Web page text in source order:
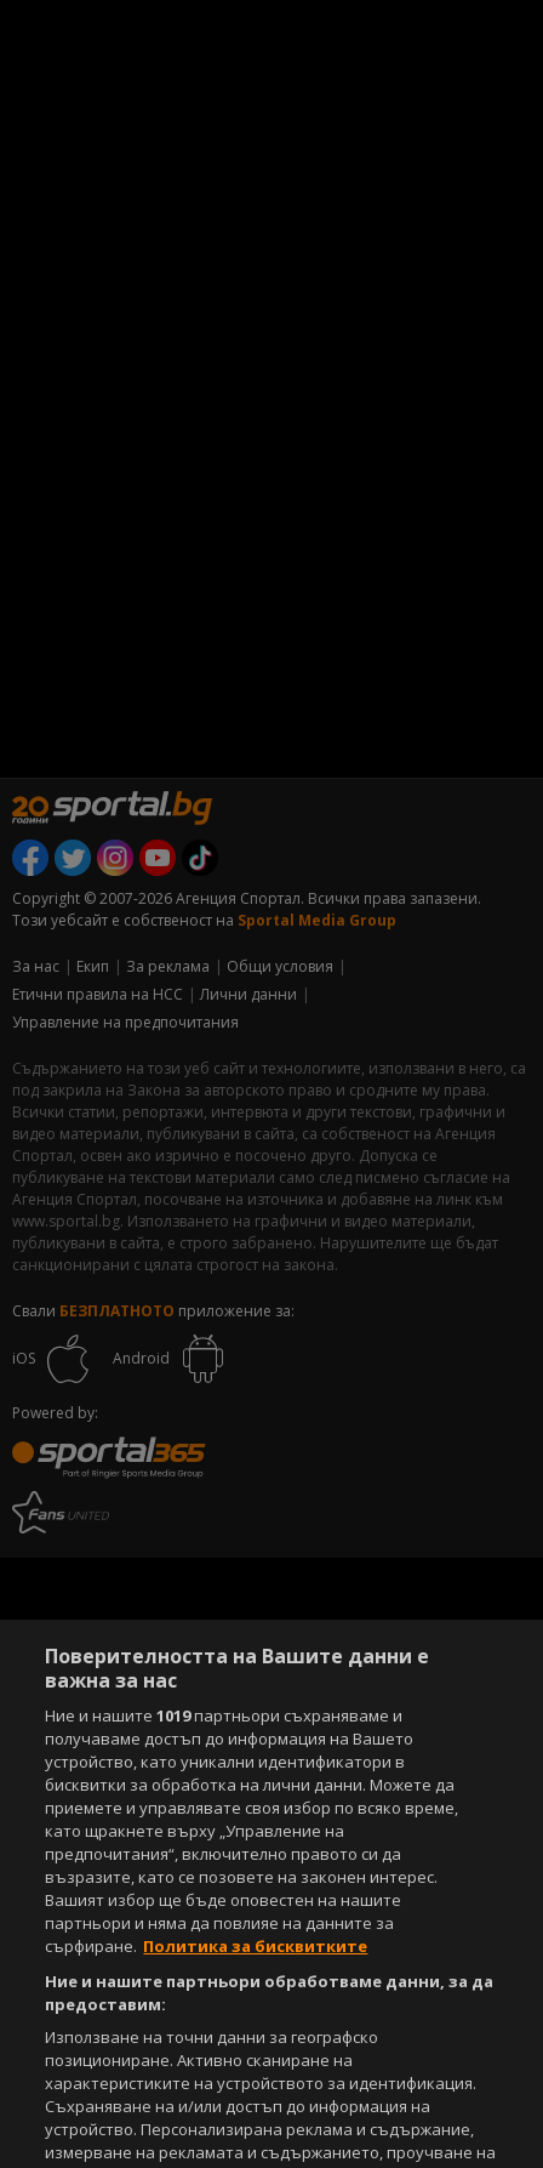
Copyright © 2007-2026 Агенция Спортал. Всички права запазени.
Този уебсайт е собственост на Sportal Media Group
За нас Екип За рекламa
Общи условия
Етични правила на НСС
Лични данни
Управление на предпочитания
Съдържанието на този уеб сайт и технологиите, използвани в него, са
под закрила на Закона за авторското право и сродните му права.
Всички статии, репортажи, интервюта и други текстови, графични и
видео материали, публикувани в сайта, са собственост на Агенция
Спортал, освен ако изрично е посочено друго. Допуска се
публикуване на текстови материали само след писмено съгласие на
Агенция Спортал, посочване на източника и добавяне на линк към
www.sportal.bg. Използването на графични и видео материали,
публикувани в сайта, е строго забранено. Нарушителите ще бъдат
санкционирани с цялата строгост на закона.
Свали БЕЗПЛАТНОТО приложение за:
iOS Android
Powered by:
Поверителността на Вашите данни е
важна за нас
Ние и нашите1019партньори съхраняваме и
получаваме достъп до информация на Вашето
устройство, като уникални идентификатори в
бисквитки за обработка на лични данни. Можете да
приемете и управлявате своя избор по всяко време,
като щракнете върху „Управление на
предпочитания“, включително правото си да
възразите, като се позовете на законен интерес.
Вашият избор ще бъде оповестен на нашите
партньори и няма да повлияе на данните за
сърфиране. Политика за бисквитките
Ние и нашите партньори обработваме данни, за да
предоставим:
Използване на точни данни за географско
позициониране. Активно сканиране на
характеристиките на устройството за идентификация.
Съхраняване на и/или достъп до информация на
устройство. Персонализирана реклама и съдържание,
измерване на рекламата и съдържанието, проучване на